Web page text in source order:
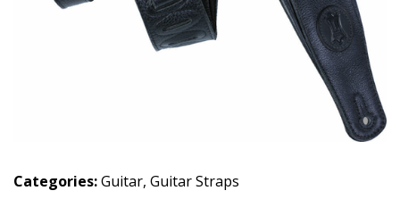
Categories:Guitar, Guitar Straps